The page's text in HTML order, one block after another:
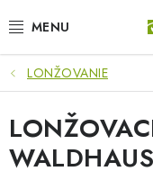
na
JAZDEC
KÔŇ
PONY
LONŽOVANIE